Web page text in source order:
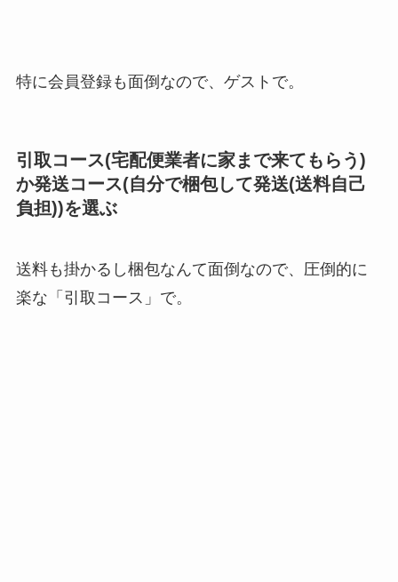
特に会員登録も面倒なので、ゲストで。
引取コース(宅配便業者に家まで来てもらう)
か発送コース(自分で梱包して発送(送料自己
負担))を選ぶ
送料も掛かるし梱包なんて面倒なので、圧倒的に
楽な「引取コース」で。